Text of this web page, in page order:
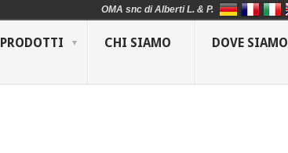
PRODOTTI CHI SIAMO DOVE SIAMO
OMA snc di Alberti L. & P.